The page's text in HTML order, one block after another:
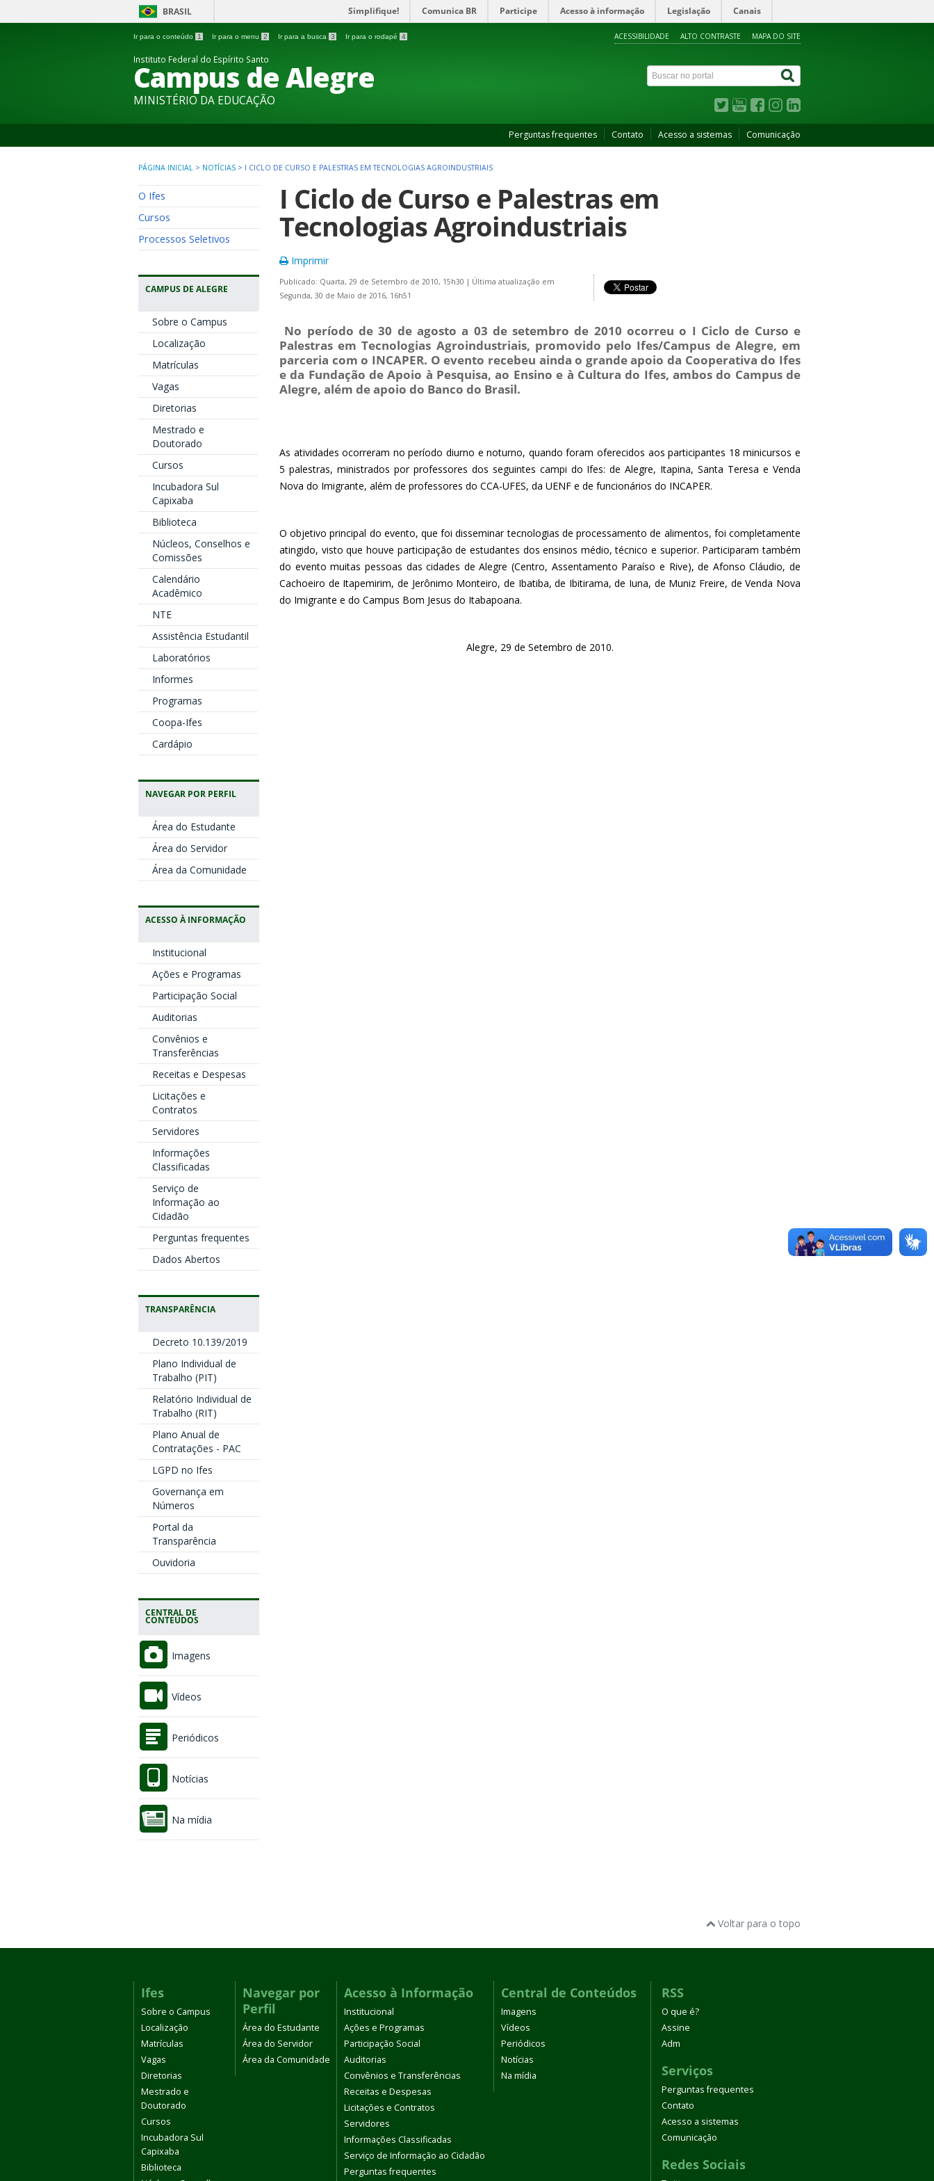
BRASIL Simplifique! Comunica BR Participe Acesso à informação Legislação Canais
Ir para o conteúdo 1 Ir para o menu 2 Ir para a busca 3 Ir para o rodapé 4 ACESSIBILIDADE ALTO CONTRASTE MAPA DO SITE
Instituto Federal do Espírito Santo
Campus de Alegre
MINISTÉRIO DA EDUCAÇÃO
Perguntas frequentes Contato Acesso a sistemas Comunicação
PÁGINA INICIAL > NOTÍCIAS > I CICLO DE CURSO E PALESTRAS EM TECNOLOGIAS AGROINDUSTRIAIS
O Ifes
Cursos
Processos Seletivos
CAMPUS DE ALEGRE
Sobre o Campus
Localização
Matrículas
Vagas
Diretorias
Mestrado e
Doutorado
Cursos
Incubadora Sul
Capixaba
Biblioteca
Núcleos, Conselhos e
Comissões
Calendário
Acadêmico
NTE
Assistência Estudantil
Laboratórios
Informes
Programas
Coopa-Ifes
Cardápio
NAVEGAR POR PERFIL
Área do Estudante
Área do Servidor
Área da Comunidade
ACESSO À INFORMAÇÃO
Institucional
Ações e Programas
Participação Social
Auditorias
Convênios e
Transferências
Receitas e Despesas
Licitações e
Contratos
Servidores
Informações
Classificadas
Serviço de
Informação ao
Cidadão
Perguntas frequentes
Dados Abertos
TRANSPARÊNCIA
Decreto 10.139/2019
Plano Individual de
Trabalho (PIT)
Relatório Individual de
Trabalho (RIT)
Plano Anual de
Contratações - PAC
LGPD no Ifes
Governança em
Números
Portal da
Transparência
Ouvidoria
CENTRAL DE
CONTEÚDOS
Imagens
Vídeos
Periódicos
Notícias
Na mídia
I Ciclo de Curso e Palestras em
Tecnologias Agroindustriais
Imprimir
Publicado: Quarta, 29 de Setembro de 2010, 15h30 | Última atualização em
Segunda, 30 de Maio de 2016, 16h51
No período de 30 de agosto a 03 de setembro de 2010 ocorreu o I Ciclo de Curso e
Palestras em Tecnologias Agroindustriais, promovido pelo Ifes/Campus de Alegre, em
parceria com o INCAPER. O evento recebeu ainda o grande apoio da Cooperativa do Ifes
e da Fundação de Apoio à Pesquisa, ao Ensino e à Cultura do Ifes, ambos do Campus de
Alegre, além de apoio do Banco do Brasil.
As atividades ocorreram no período diurno e noturno, quando foram oferecidos aos participantes 18 minicursos e
5 palestras, ministrados por professores dos seguintes campi do Ifes: de Alegre, Itapina, Santa Teresa e Venda
Nova do Imigrante, além de professores do CCA-UFES, da UENF e de funcionários do INCAPER.
O objetivo principal do evento, que foi disseminar tecnologias de processamento de alimentos, foi completamente
atingido, visto que houve participação de estudantes dos ensinos médio, técnico e superior. Participaram também
do evento muitas pessoas das cidades de Alegre (Centro, Assentamento Paraíso e Rive), de Afonso Cláudio, de
Cachoeiro de Itapemirim, de Jerônimo Monteiro, de Ibatiba, de Ibitirama, de Iuna, de Muniz Freire, de Venda Nova
do Imigrante e do Campus Bom Jesus do Itabapoana.
Alegre, 29 de Setembro de 2010.
Voltar para o topo
Ifes
Sobre o Campus
Localização
Matrículas
Vagas
Diretorias
Mestrado e
Doutorado
Cursos
Incubadora Sul
Capixaba
Biblioteca
Navegar por
Perfil
Área do Estudante
Área do Servidor
Área da Comunidade
Acesso à Informação
Institucional
Ações e Programas
Participação Social
Auditorias
Convênios e Transferências
Receitas e Despesas
Licitações e Contratos
Servidores
Informações Classificadas
Serviço de Informação ao Cidadão
Perguntas frequentes
Central de Conteúdos
Imagens
Vídeos
Periódicos
Notícias
Na mídia
RSS
O que é?
Assine
Adm
Serviços
Perguntas frequentes
Contato
Acesso a sistemas
Comunicação
Redes Sociais